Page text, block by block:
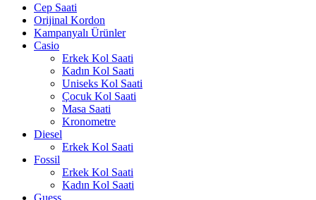
Cep Saati
Orijinal Kordon
Kampanyalı Ürünler
Casio
Erkek Kol Saati
Kadın Kol Saati
Uniseks Kol Saati
Çocuk Kol Saati
Masa Saati
Kronometre
Diesel
Erkek Kol Saati
Fossil
Erkek Kol Saati
Kadın Kol Saati
Guess